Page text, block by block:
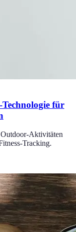
für
Aktivitäten
Tracking.